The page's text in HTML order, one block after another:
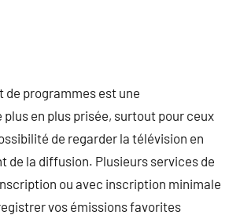
de programmes est une
en plus prisée, surtout pour ceux
de regarder la télévision en
de la diffusion. Plusieurs services de
ou avec inscription minimale
vos émissions favorites